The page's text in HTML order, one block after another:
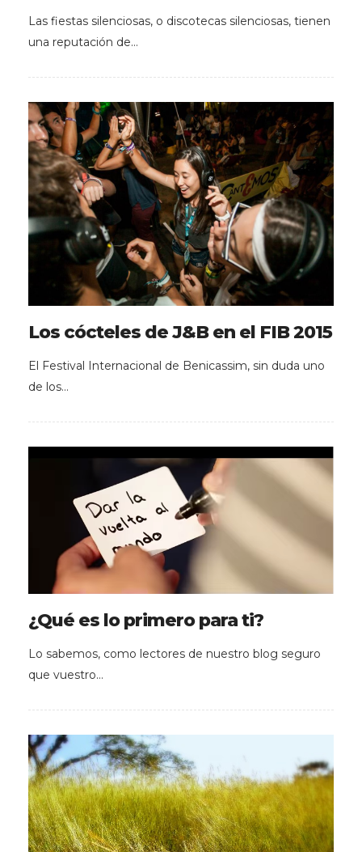
Las fiestas silenciosas, o discotecas silenciosas, tienen
una reputación de…
Los cócteles de J&B en el FIB 2015
El Festival Internacional de Benicassim, sin duda uno
de los…
¿Qué es lo primero para ti?
Lo sabemos, como lectores de nuestro blog seguro
que vuestro…